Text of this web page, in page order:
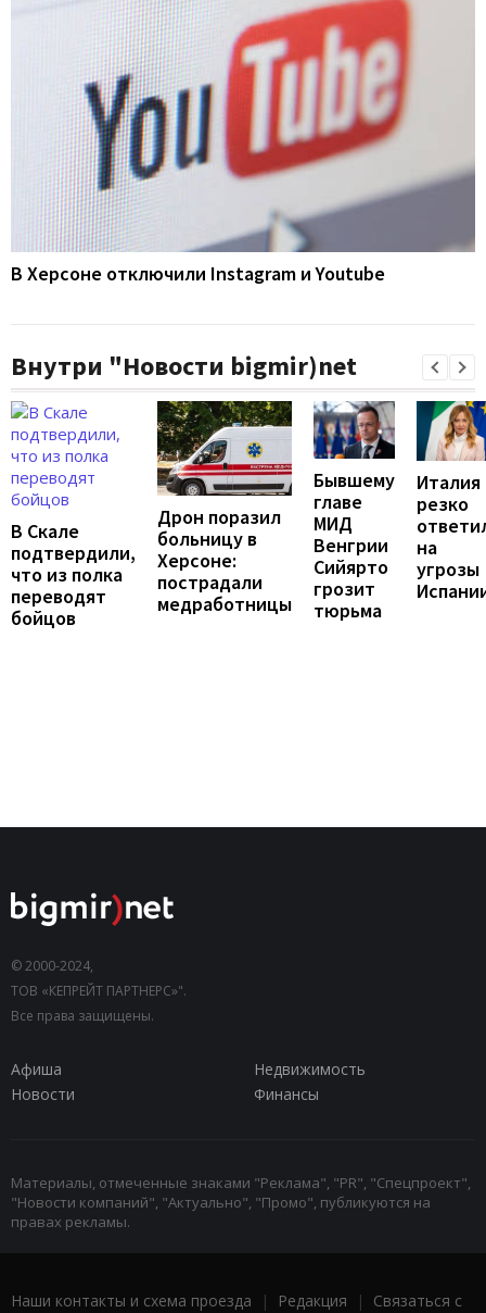
В Херсоне отключили Instagram и Youtube
Внутри "Новости bigmir)net
В Скале
подтвердили,
что из полка
переводят
бойцов
Дрон поразил
больницу в
Херсоне:
пострадали
медработницы
Бывшему
главе
МИД
Венгрии
Сийярто
грозит
тюрьма
Италия
резко
на
угрозы
© 2000-2024,
ТОВ «КЕПРЕЙТ ПАРТНЕРС»".
Все права защищены.
Афиша
Недвижимость
Новости
Финансы
Материалы, отмеченные знаками "Реклама", "PR", "Спецпроект",
"Новости компаний", "Актуально", "Промо", публикуются на
правах рекламы.
Наши контакты и схема проезда | Редакция | Связаться с